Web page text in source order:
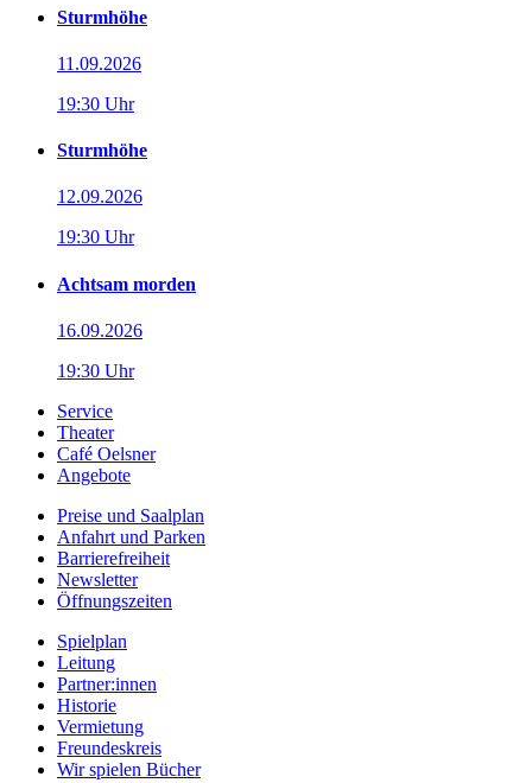
Sturmhöhe
11.09.2026
19:30 Uhr
Sturmhöhe
12.09.2026
19:30 Uhr
Achtsam morden
16.09.2026
19:30 Uhr
Service
Theater
Café Oelsner
Angebote
Preise und Saalplan
Anfahrt und Parken
Barrierefreiheit
Newsletter
Öffnungszeiten
Spielplan
Leitung
Partner:innen
Historie
Vermietung
Freundeskreis
Wir spielen Bücher